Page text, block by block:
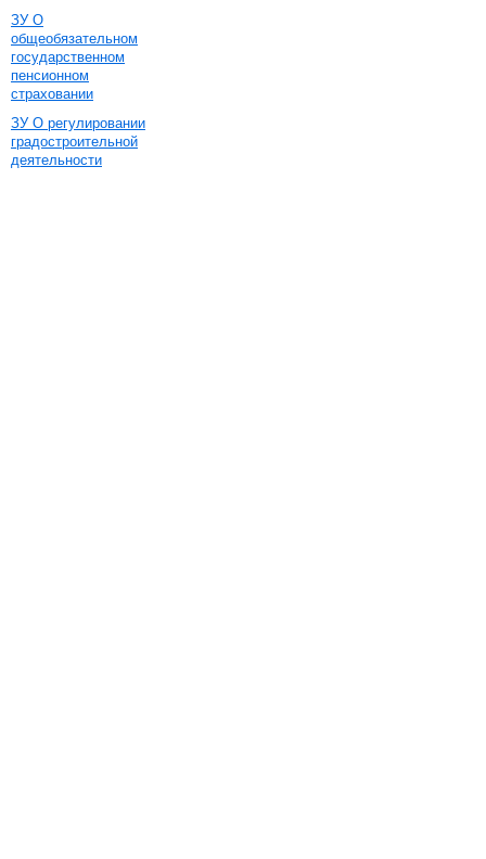
ЗУ О
общеобязательном
государственном
пенсионном
страховании
ЗУ О регулировании
градостроительной
деятельности